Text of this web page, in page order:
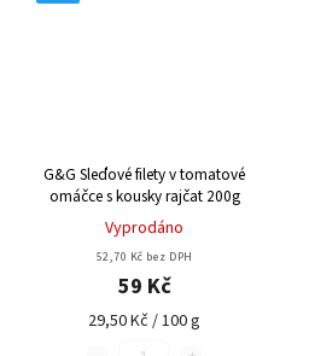
G&G Sleďové filety v tomatové
omáčce s kousky rajčat 200g
Vyprodáno
52,70 Kč bez DPH
59 Kč
29,50 Kč / 100 g